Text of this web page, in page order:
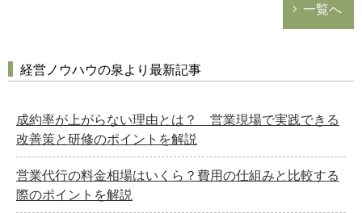
次へ
一覧へ
経営ノウハウの泉より最新記事
成約率が上がらない理由とは？ 営業現場で実践できる
改善策と研修のポイントを解説
営業代行の料金相場はいくら？費用の仕組みと比較する
際のポイントを解説